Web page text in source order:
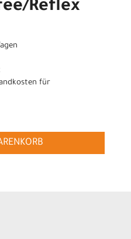
Reflex
für